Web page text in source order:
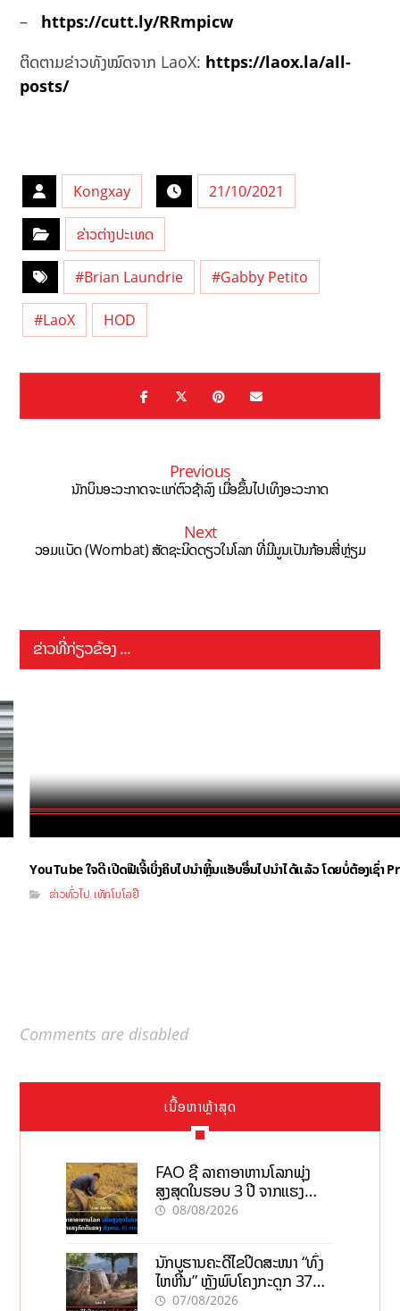
– https://cutt.ly/RRmpicw
ຕິດຕາມຂ່າວທັງໝົດຈາກ LaoX: https://laox.la/all-
posts/
Kongxay 21/10/2021
ຂ່າວຕ່າງປະເທດ
#Brian Laundrie #Gabby Petito
#LaoX HOD
Previous
ນັກບິນອະວະກາດຈະແກ່ຕົວຊ້າລົງ ເມື່ອຂຶ້ນໄປເທິງອະວະກາດ
Next
ວອມແບັດ (Wombat) ສັດຊະນິດດຽວໃນໂລກ ທີ່ມີມູນເປັນກ້ອນສີ່ຫຼ່ຽມ
ຂ່າວທີ່ກ່ຽວຂ້ອງ ...
YouTube ໃຈດີ ເປີດຟີເຈີ້ເບິ່ງຄິບໄປນຳຫຼິ້ນແອັບອື່ນໄປນຳໄດ້ແລ້ວ ໂດຍບໍ່ຕ້ອງເຊົ່າ
ຂ່າວທົ່ວໄປ ,ເທັກໂນໂລຢີ
Comments are disabled
ເນື້ອຫາຫຼ້າສຸດ
FAO ຊີ້ ລາຄາອາຫານໂລກພຸ່ງ
ສູງສຸດໃນຮອບ 3 ປີ ຈາກແຮງ
ກົດດັນຂອງສົງຄາມ, El nino
08/08/2026
ນັກບູຮານຄະດີໄຂປິດສະໜາ “ທົ່ງ
ໄຫຫີນ” ຫຼັງພົບໂຄງກະດູກ 37
ຄົນໃນຫີນຍັກ
07/08/2026